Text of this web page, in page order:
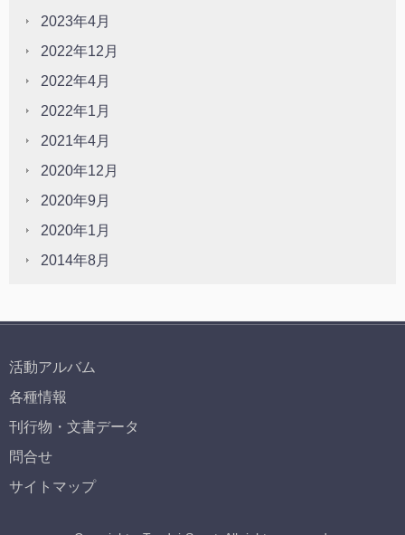
2023年4月
2022年12月
2022年4月
2022年1月
2021年4月
2020年12月
2020年9月
2020年1月
2014年8月
活動アルバム
各種情報
刊行物・文書データ
問合せ
サイトマップ